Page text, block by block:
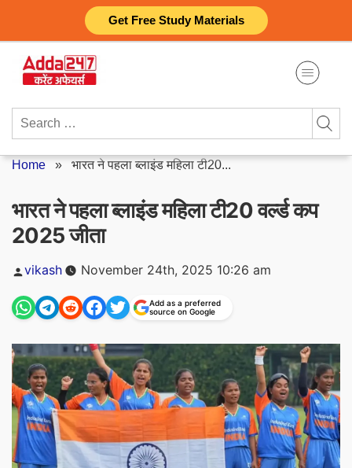
Get Free Study Materials
content
Search
Home » भारत ने पहला ब्लाइंड महिला टी20...
भारत ने पहला ब्लाइंड महिला टी20 वर्ल्ड कप
2025 जीता
Posted
vikash November 24th, 2025 10:26 am
Add as a preferred
source on Google